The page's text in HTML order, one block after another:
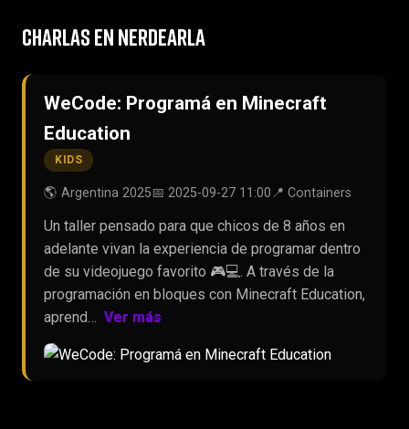
CHARLAS EN NERDEARLA
WeCode: Programá en Minecraft
Education
KIDS
🌎 Argentina 2025📅 2025-09-27 11:00📍 Containers
Un taller pensado para que chicos de 8 años en
adelante vivan la experiencia de programar dentro
de su videojuego favorito 🎮💻. A través de la
programación en bloques con Minecraft Education,
aprend… Ver más